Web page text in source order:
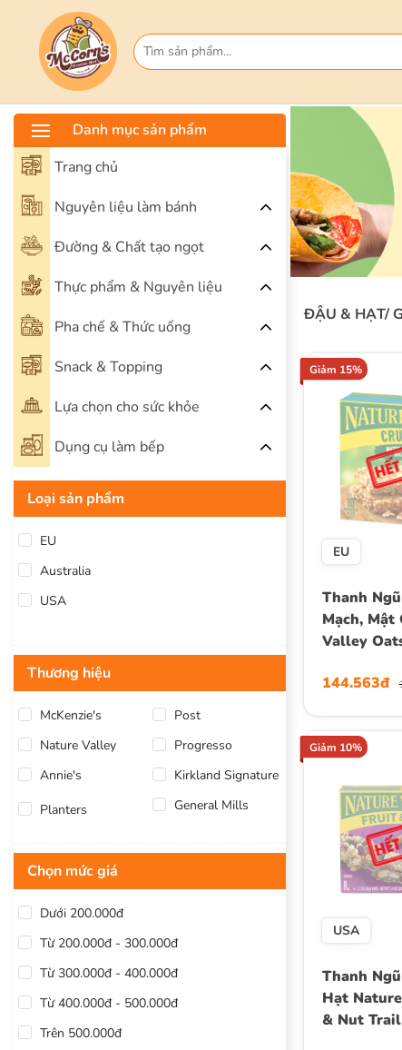
Danh mục sản phẩm
Trang chủ
Nguyên liệu làm bánh
Đường & Chất tạo ngọt
Thực phẩm & Nguyên liệu
Pha chế & Thức uống
Snack & Topping
Lựa chọn cho sức khỏe
Dụng cụ làm bếp
Loại sản phẩm
EU
Australia
USA
Thương hiệu
McKenzie's
Post
Nature Valley
Progresso
Annie's
Kirkland Signature
Planters
General Mills
Chọn mức giá
Dưới 200.000đ
Từ 200.000đ - 300.000đ
Từ 300.000đ - 400.000đ
Từ 400.000đ - 500.000đ
Trên 500.000đ
ĐẬU & HẠT/
Giảm 15%
EU
Thanh
Mạch, Mật
Valley
Hộp 10
144.563đ
Giảm 10%
USA
Thanh
Hạt
& Nut